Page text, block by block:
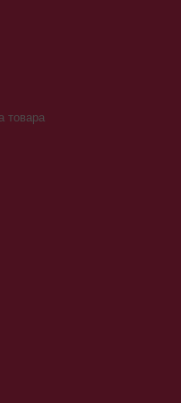
товара